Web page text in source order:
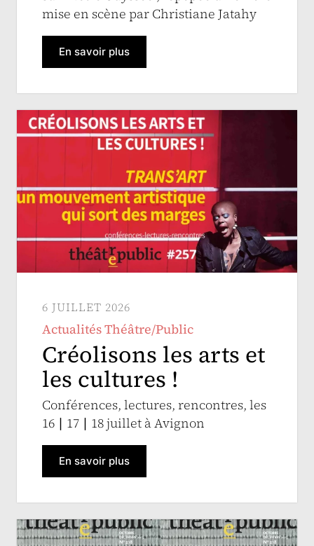
mise en scène par Christiane Jatahy
En savoir plus
6 JUILLET 2026
Actualités Théâtre/Public
Créolisons les arts et
les cultures !
Conférences, lectures, rencontres, les
16 ∣ 17 ∣ 18 juillet à Avignon
En savoir plus